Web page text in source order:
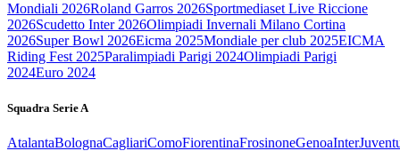
Mondiali 2026Roland Garros 2026Sportmediaset Live Riccione
2026Scudetto Inter 2026Olimpiadi Invernali Milano Cortina
2026Super Bowl 2026Eicma 2025Mondiale per club 2025EICMA
Riding Fest 2025Paralimpiadi Parigi 2024Olimpiadi Parigi
2024Euro 2024
Squadra Serie A
AtalantaBolognaCagliariComoFiorentinaFrosinoneGenoaInter